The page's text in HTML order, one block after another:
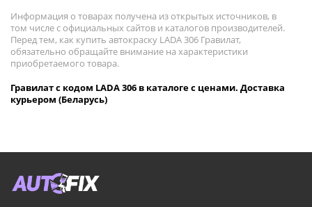
Информация о товарах получена из открытых источников, в
том числе с официальных сайтов и каталогов производителей.
Перед тем, как купить автокраску LADA 306 Гравилат,
обязательно обращайте внимание на характеристики
приобретаемого товара.
Гравилат с кодом LADA 306 в каталоге с ценами. Доставка
курьером (Беларусь)